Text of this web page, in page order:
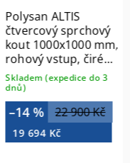
Polysan ALTIS
čtvercový sprchový
kout 1000x1000 mm,
rohový vstup, čiré
sklo
AL1510CAL1510C
Skladem (expedice do 3
dnů)
22 900 Kč
–14 %
19 694 Kč